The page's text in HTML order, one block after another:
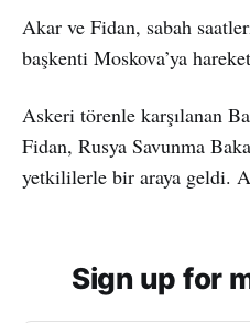
Akar ve Fidan, sabah
başkenti Moskova’ya
Askeri törenle karşılanan
Fidan, Rusya Savunma
yetkililerle bir araya geldi.
Sign up for